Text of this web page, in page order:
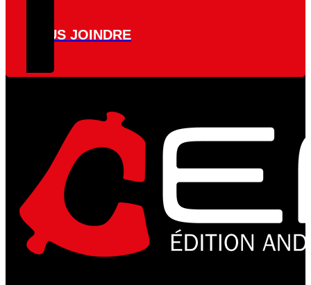
NOUS JOINDRE